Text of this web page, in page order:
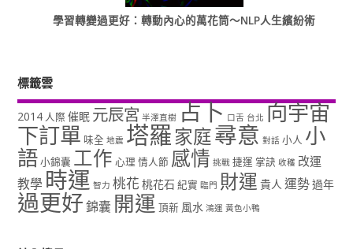
學習轉變過更好：轉動內心的萬花筒～NLP人生繽紛術
標籤雲
2014 人際 催眠 元辰宮 半澤直樹 占卜 口舌 台北 向宇宙
下訂單 味全 地震 塔羅家庭尋意 對話 小人 小
語小錦囊 工作 心理 情人節 感情 挑戰 捷運 掌訣 收穫 改運
教學 時運 智力 桃花 桃花石 紀實 臨門 財運 貴人 運勢過年
過更好錦囊 開運 頂新 風水 鴻運 黃色小鴨